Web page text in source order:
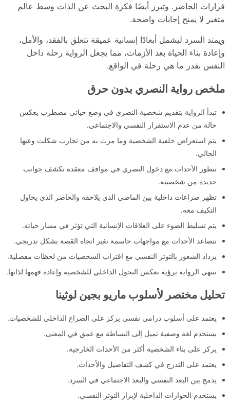
قرارات الحاضر. وتبرز أيضًا فكرة البحث عن الذات وسط عالم
متغير لا يمنح إجابات واضحة.
ويمتد السرد ليشمل أبعادًا إنسانية عميقة تتعلق بالفقد، والأمل،
وإعادة بناء الحياة بعد الأزمات، مما يجعل الرواية رحلة داخل
النفس بقدر ما هي رحلة في الواقع.
ملخص رواية النصري بدون حرق
تبدأ الرواية بتقديم شخصية النصري في وضع حياتي مضطرب يعكس
حالة من عدم الاستقرار النفسي والاجتماعي.
يتم استعراض خلفية الشخصية وما مرت به من تجارب شكلت وعيها
الحالي.
تتطور الأحداث مع دخول النصري في مواقف معقدة تكشف جوانب
جديدة من شخصيته.
تظهر صراعات داخلية بين الماضي الذي يلاحقه والحاضر الذي يحاول
التكيف معه.
يتم تسليط الضوء على العلاقات الإنسانية التي تؤثر في مسار حياته.
تتصاعد الأحداث مع مواجهات حاسمة تغير اتجاه القصة بشكل تدريجي.
يزداد الشعور بالتوتر النفسي مع اقتراب الشخصيات من لحظات مفصلية.
تنتهي الرواية برؤية تعكس التحول الداخلي للشخصية وإعادة فهمها لذاتها.
تحليل مختصر لأسلوب ماريو بجين لوثينا
يعتمد على أسلوب درامي نفسي يركز على الصراع الداخلي للشخصيات.
يستخدم لغة وصفية تميل إلى البساطة مع عمق في المعنى.
يركز على بناء الشخصية أكثر من الأحداث الخارجية.
يعتمد على التدرج في كشف التفاصيل والأحداث.
يدمج بين البعد النفسي والبعد الاجتماعي في السرد.
يستخدم الحوارات الداخلية لإبراز التوتر النفسي.